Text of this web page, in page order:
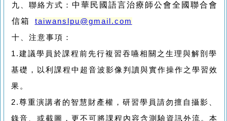
九、 聯絡方式： 中華民國語言治療師公會全國聯合會
信箱 taiwanslpu@gmail.com
十、 注意事項：
1.建議學員於課程前先行複習吞嚥相關之生理與解剖學
基礎，以利課程中超音波影像判讀與實作操作之學習效
果。
2.尊重演講者的智慧財產權，研習學員請勿擅自攝影、
錄音、或截圖，更不可將課程內容含測驗資訊外流。本